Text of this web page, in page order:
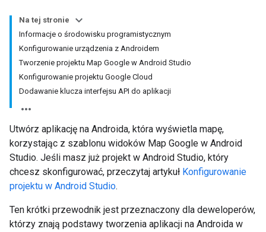
Na tej stronie
Informacje o środowisku programistycznym
Konfigurowanie urządzenia z Androidem
Tworzenie projektu Map Google w Android Studio
Konfigurowanie projektu Google Cloud
Dodawanie klucza interfejsu API do aplikacji
Utwórz aplikację na Androida, która wyświetla mapę,
korzystając z szablonu widoków Map Google w Android
Studio. Jeśli masz już projekt w Android Studio, który
chcesz skonfigurować, przeczytaj artykuł Konfigurowanie
projektu w Android Studio.
Ten krótki przewodnik jest przeznaczony dla deweloperów,
którzy znają podstawy tworzenia aplikacji na Androida w